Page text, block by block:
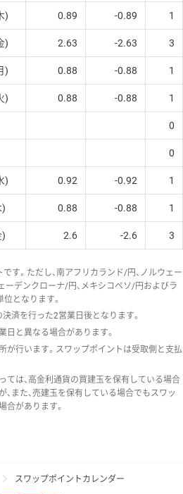
) 0.89 -0.89 1
) 2.63 -2.63 3
) 0.88 -0.88 1
) 0.88 -0.88 1
0
0
) 0.92 -0.92 1
0.88 -0.88 1
2.6 -2.6 3
す。ただし、南アフリカランド/円、ノルウェー
ーデンクローナ/円、メキシコペソ/円およびラ
となります。
済を行った2営業日後となります。
日と異なる場合があります。
が行います。スワップポイントは受取側と支払
ては、高金利通貨の買建玉を保有している場合
また、売建玉を保有している場合でもスワッ
合があります。
スワップポイントカレンダー